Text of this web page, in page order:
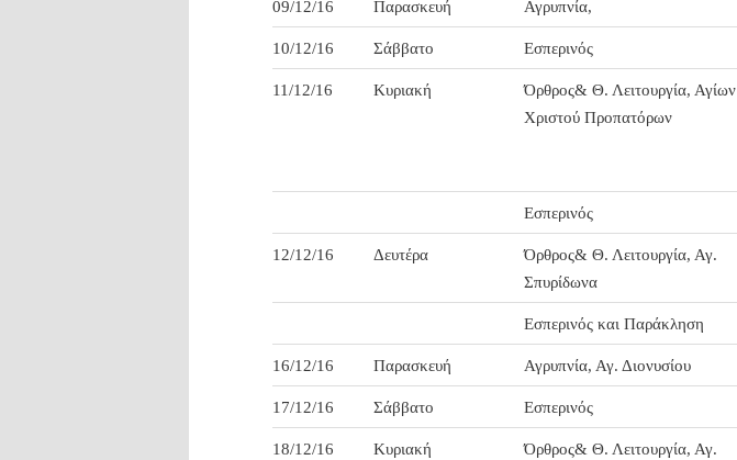
09/12/16 Παρασκευή Αγρυπνία,
10/12/16 Σάββατο Εσπερινός
11/12/16 Κυριακή Όρθρος& Θ. Λειτουργία, Αγίων
Χριστού Προπατόρων
Εσπερινός
12/12/16 Δευτέρα
Όρθρος& Θ. Λειτουργία, Αγ.
Σπυρίδωνα
Εσπερινός και Παράκληση
16/12/16 Παρασκευή Αγρυπνία, Αγ. Διονυσίου
17/12/16 Σάββατο Εσπερινός
18/12/16 Κυριακή
Όρθρος& Θ. Λειτουργία, Αγ.